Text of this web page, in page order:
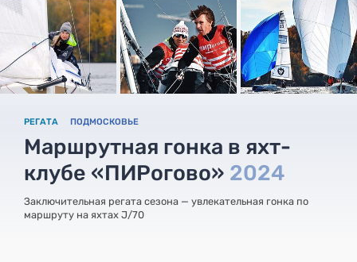
РЕГАТА ПОДМОСКОВЬЕ
Маршрутная гонка в яхт-
клубе «ПИРогово» 2024
Заключительная регата сезона — увлекательная гонка по
маршруту на яхтах J/70